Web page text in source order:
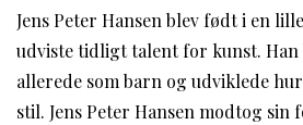
Jens Peter Hansen blev født i en
udviste tidligt talent for kunst. Han
allerede som barn og udviklede
stil. Jens Peter Hansen modtog sin